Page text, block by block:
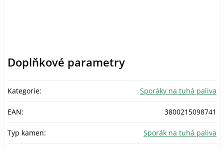
Doplňkové parametry
Kategorie: Sporáky na tuhá paliva
EAN: 3800215098741
Typ kamen: Sporák na tuhá paliva